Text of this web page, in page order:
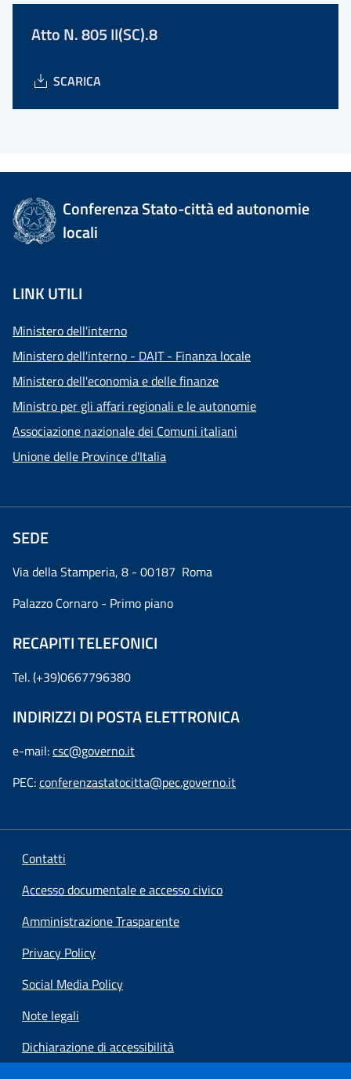
Atto N. 805 II(SC).8
SCARICA
Conferenza Stato-città ed autonomie
locali
LINK UTILI
Ministero dell'interno
Ministero dell'interno - DAIT - Finanza locale
Ministero dell'economia e delle finanze
Ministro per gli affari regionali e le autonomie
Associazione nazionale dei Comuni italiani
Unione delle Province d'Italia
SEDE
Via della Stamperia, 8 - 00187 Roma
Palazzo Cornaro - Primo piano
RECAPITI TELEFONICI
Tel. (+39)0667796380
INDIRIZZI DI POSTA ELETTRONICA
e-mail:csc@governo.it
PEC:conferenzastatocitta@pec.governo.it
Contatti
Accesso documentale e accesso civico
Amministrazione Trasparente
Privacy Policy
Social Media Policy
Note legali
Dichiarazione di accessibilità